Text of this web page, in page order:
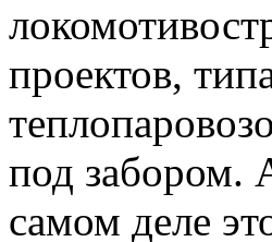
проектов,
под забором.
самом деле